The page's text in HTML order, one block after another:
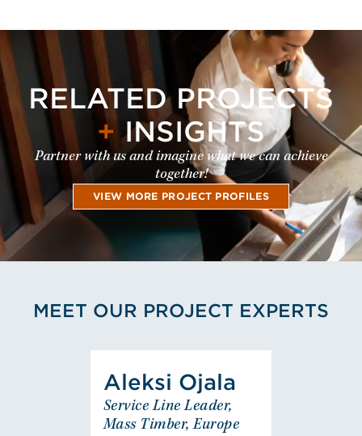
RELATED PROJECTS
+INSIGHTS
Partner with us and imagine what we can achieve
together!
VIEW MORE PROJECT PROFILES
MEET OUR PROJECT EXPERTS
Aleksi Ojala
Service Line Leader,
Mass Timber, Europe
Aleksi Ojala
Service Line Leader,
Mass Timber, Europe